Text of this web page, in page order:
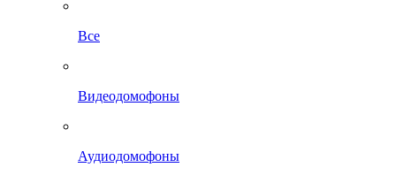
Все
Видеодомофоны
Аудиодомофоны